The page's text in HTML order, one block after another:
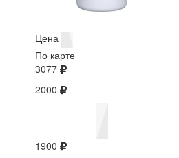
Цена
По карте
3077
2000
1900